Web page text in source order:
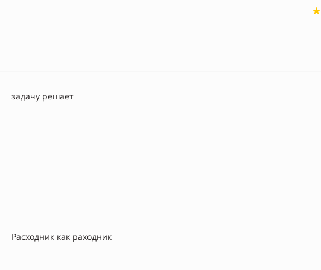
задачу решает
Расходник как раходник